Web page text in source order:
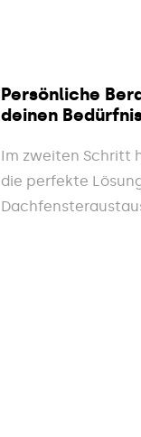
Persönliche
deinen
Im zweiten Schritt
die perfekte